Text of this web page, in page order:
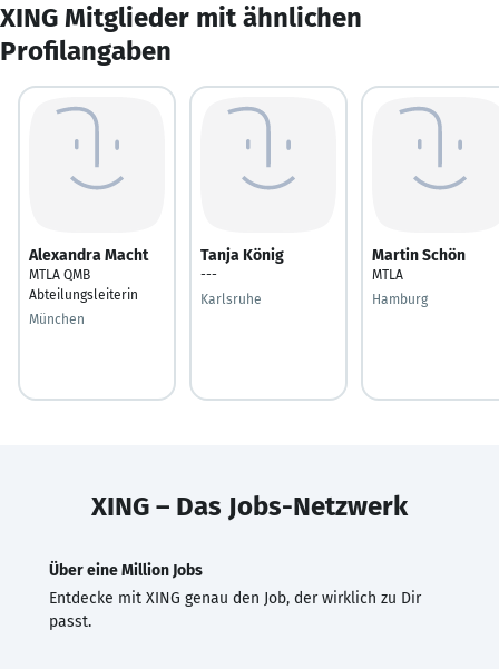
XING Mitglieder mit ähnlichen
Profilangaben
Alexandra Macht
MTLA QMB
Abteilungsleiterin
München
Tanja König
---
Karlsruhe
Martin Schön
MTLA
Hamburg
XING – Das Jobs-Netzwerk
Über eine Million Jobs
Entdecke mit XING genau den Job, der wirklich zu Dir
passt.